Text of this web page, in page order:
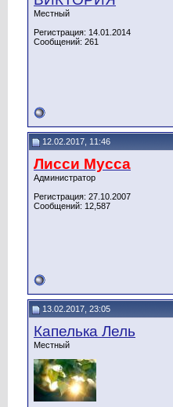
Местный
Регистрация: 14.01.2014
Сообщений: 261
12.02.2017, 11:46
Лисси Мусса
Администратор
Регистрация: 27.10.2007
Сообщений: 12,587
13.02.2017, 23:05
Капелька Лель
Местный